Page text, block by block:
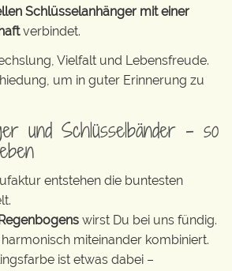
Schlüsselanhänger mit einer
verbindet.
Vielfalt und Lebensfreude.
um in guter Erinnerung zu
und Schlüsselbänder – so
entstehen die buntesten
wirst Du bei uns fündig.
miteinander kombiniert.
ist etwas dabei –